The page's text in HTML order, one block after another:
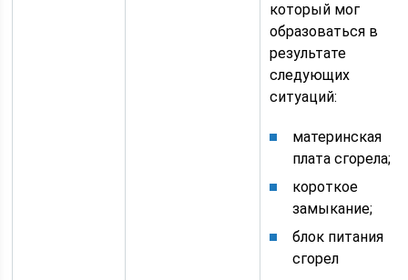
который мог
образоваться в
результате
следующих
ситуаций:
материнская
плата сгорела;
короткое
замыкание;
блок питания
сгорел